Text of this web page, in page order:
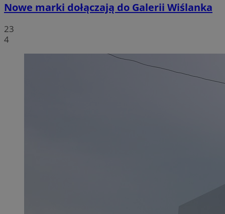
Nowe marki dołączają do Galerii Wiślanka
23
4